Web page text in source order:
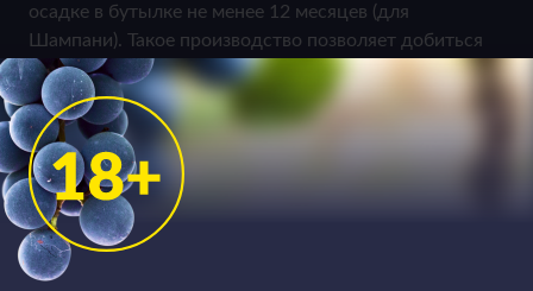
осадке в бутылке не менее 12 месяцев (для
Шампани). Такое производство позволяет добиться
дополнительных ароматов – бриоши, сливочного
масла и поджаренных тостов, даже орехов. Есть еще
один способ, который использовали еще наши
предки, и который обрел настоящую известность в
последнее время – метод ансестраль, при котором
брожение первого базового вина завершается в
бутылке.